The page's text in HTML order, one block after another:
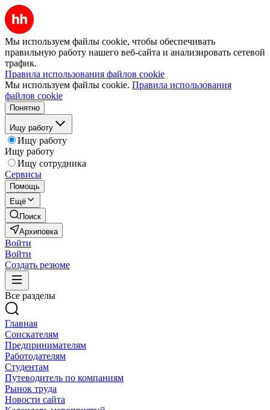
Мы используем файлы cookie, чтобы обеспечивать
правильную работу нашего веб-сайта и анализировать сетевой
трафик.
Правила использования файлов cookie
Мы используем файлы cookie. Правила использования
файлов cookie
Понятно
Ищу работу
Ищу работу
Ищу работу
Ищу сотрудника
Сервисы
Помощь
Ещё
Поиск
Архиповка
Войти
Войти
Создать резюме
Все разделы
Главная
Соискателям
Предпринимателям
Работодателям
Студентам
Путеводитель по компаниям
Рынок труда
Новости сайта